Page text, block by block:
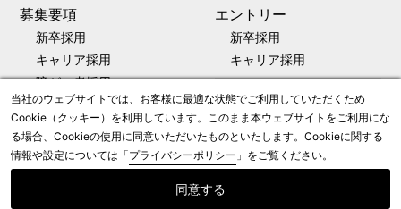
募集要項
新卒採用
キャリア採用
障がい者採用
エントリー
新卒採用
キャリア採用
コーポレートサイト
©2021 Nikko Telecommunications Co., Ltd.
当社のウェブサイトでは、お客様に最適な状態でご利用していただくため
Cookie（クッキー）を利用しています。このまま本ウェブサイトをご利用にな
る場合、Cookieの使用に同意いただいたものといたします。Cookieに関する
情報や設定については「プライバシーポリシー 」をご覧ください。
同意する